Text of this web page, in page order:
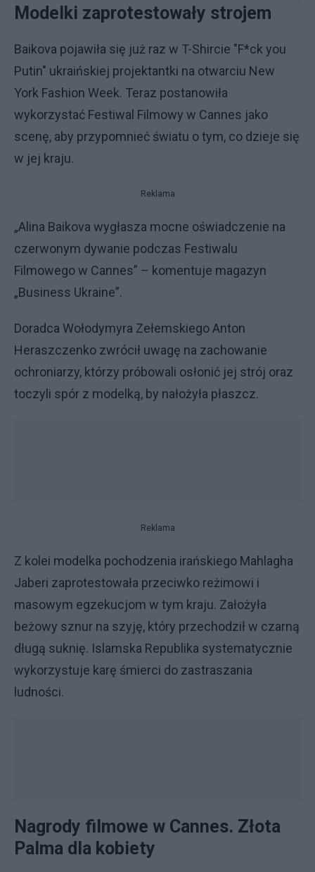
Modelki zaprotestowały strojem
Baikova pojawiła się już raz w T-Shircie "F*ck you
Putin" ukraińskiej projektantki na otwarciu New
York Fashion Week. Teraz postanowiła
wykorzystać Festiwal Filmowy w Cannes jako
scenę, aby przypomnieć światu o tym, co dzieje się
w jej kraju.
Reklama
„Alina Baikova wygłasza mocne oświadczenie na
czerwonym dywanie podczas Festiwalu
Filmowego w Cannes” – komentuje magazyn
„Business Ukraine”.
Doradca Wołodymyra Zełemskiego Anton
Heraszczenko zwrócił uwagę na zachowanie
ochroniarzy, którzy próbowali osłonić jej strój oraz
toczyli spór z modelką, by nałożyła płaszcz.
Reklama
Z kolei modelka pochodzenia irańskiego Mahlagha
Jaberi zaprotestowała przeciwko reżimowi i
masowym egzekucjom w tym kraju. Założyła
beżowy sznur na szyję, który przechodził w czarną
długą suknię. Islamska Republika systematycznie
wykorzystuje karę śmierci do zastraszania
ludności.
Nagrody filmowe w Cannes. Złota
Palma dla kobiety